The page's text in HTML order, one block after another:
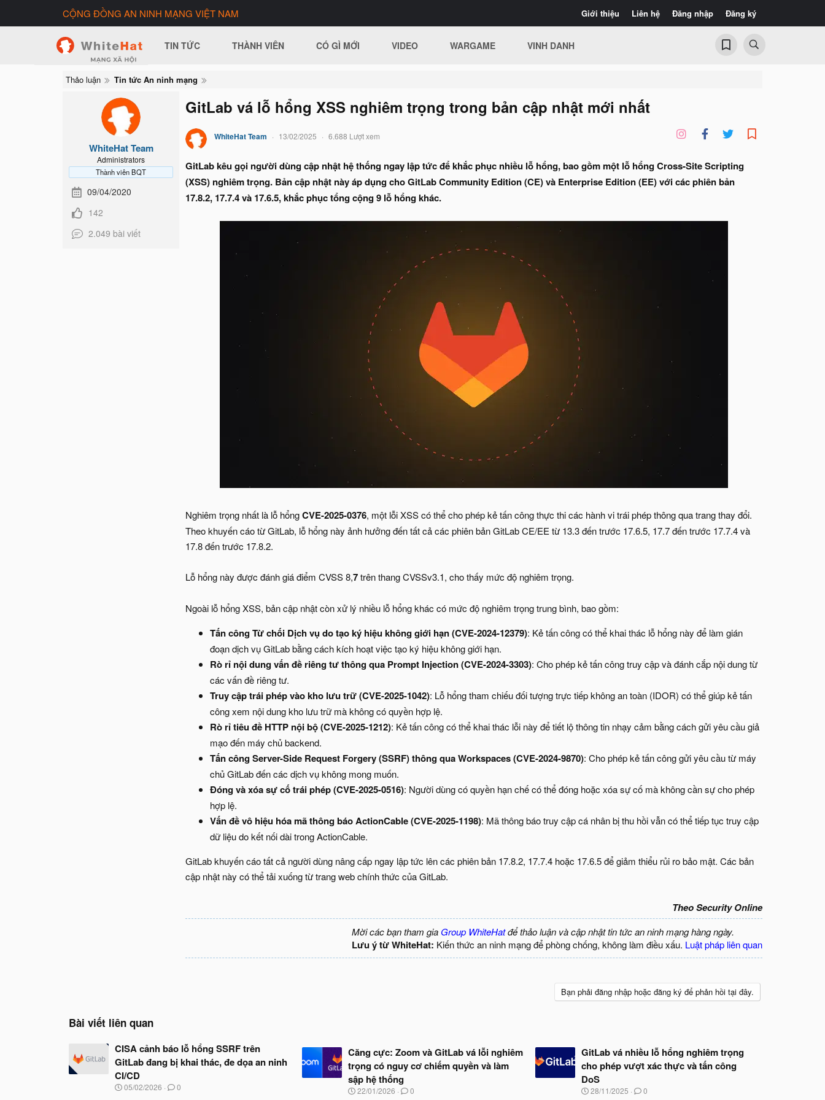
Giới thiệu Liên hệ Đăng nhập Đăng ký
CỘNG ĐỒNG AN NINH MẠNG VIỆT NAM
TIN TỨC THÀNH VIÊN CÓ GÌ MỚI VIDEO WARGAME VINH DANH
Thảo luận Tin tức An ninh mạng
WhiteHat Team
Administrators
Thành viên BQT
09/04/2020
142
2.049 bài viết
GitLab vá lỗ hổng XSS nghiêm trọng trong bản cập nhật mới nhất
WhiteHat Team 13/02/2025 6.688 Lượt xem
GitLab kêu gọi người dùng cập nhật hệ thống ngay lập tức để khắc phục nhiều lỗ hổng, bao gồm một lỗ hổng Cross-Site Scripting
(XSS) nghiêm trọng. Bản cập nhật này áp dụng cho GitLab Community Edition (CE) và Enterprise Edition (EE) với các phiên bản
17.8.2, 17.7.4 và 17.6.5, khắc phục tổng cộng 9 lỗ hổng khác.
Nghiêm trọng nhất là lỗ hổngCVE-2025-0376, một lỗi XSS có thể cho phép kẻ tấn công thực thi các hành vi trái phép thông qua trang thay đổi.
Theo khuyến cáo từ GitLab, lỗ hổng này ảnh hưởng đến tất cả các phiên bản GitLab CE/EE từ 13.3 đến trước 17.6.5, 17.7 đến trước 17.7.4 và
17.8 đến trước 17.8.2.
Lỗ hổng này được đánh giá điểm CVSS 8,7trên thang CVSSv3.1, cho thấy mức độ nghiêm trọng.
Ngoài lỗ hổng XSS, bản cập nhật còn xử lý nhiều lỗ hổng khác có mức độ nghiêm trọng trung bình, bao gồm:
Tấn công Từ chối Dịch vụ do tạo ký hiệu không giới hạn (CVE-2024-12379): Kẻ tấn công có thể khai thác lỗ hổng này để làm gián
đoạn dịch vụ GitLab bằng cách kích hoạt việc tạo ký hiệu không giới hạn.
Rò rỉ nội dung vấn đề riêng tư thông qua Prompt Injection (CVE-2024-3303): Cho phép kẻ tấn công truy cập và đánh cắp nội dung từ
các vấn đề riêng tư.
Truy cập trái phép vào kho lưu trữ (CVE-2025-1042): Lỗ hổng tham chiếu đối tượng trực tiếp không an toàn (IDOR) có thể giúp kẻ tấn
công xem nội dung kho lưu trữ mà không có quyền hợp lệ.
Rò rỉ tiêu đề HTTP nội bộ (CVE-2025-1212): Kẻ tấn công có thể khai thác lỗi này để tiết lộ thông tin nhạy cảm bằng cách gửi yêu cầu giả
mạo đến máy chủ backend.
Tấn công Server-Side Request Forgery (SSRF) thông qua Workspaces (CVE-2024-9870): Cho phép kẻ tấn công gửi yêu cầu từ máy
chủ GitLab đến các dịch vụ không mong muốn.
Đóng và xóa sự cố trái phép (CVE-2025-0516): Người dùng có quyền hạn chế có thể đóng hoặc xóa sự cố mà không cần sự cho phép
hợp lệ.
Vấn đề vô hiệu hóa mã thông báo ActionCable (CVE-2025-1198): Mã thông báo truy cập cá nhân bị thu hồi vẫn có thể tiếp tục truy cập
dữ liệu do kết nối dài trong ActionCable.
GitLab khuyến cáo tất cả người dùng nâng cấp ngay lập tức lên các phiên bản 17.8.2, 17.7.4 hoặc 17.6.5 để giảm thiểu rủi ro bảo mật. Các bản
cập nhật này có thể tải xuống từ trang web chính thức của GitLab.
Theo Security Online
Mời các bạn tham gia Group WhiteHatđể thảo luận và cập nhật tin tức an ninh mạng hàng ngày.
Lưu ý từ WhiteHat: Kiến thức an ninh mạng để phòng chống, không làm điều xấu. Luật pháp liên quan
Bạn phải đăng nhập hoặc đăng ký để phản hồi tại đây.
Bài viết liên quan
CISA cảnh báo lỗ hổng SSRF trên
GitLab đang bị khai thác, đe dọa an ninh
CI/CD
N
05/02/2026 0
Căng cực: Zoom và GitLab vá lỗi nghiêm
trọng có nguy cơ chiếm quyền và làm
sập hệ thống
N
22/01/2026 0
GitLab vá nhiều lỗ hổng nghiêm trọng
cho phép vượt xác thực và tấn công
DoS
N
28/11/2025 0